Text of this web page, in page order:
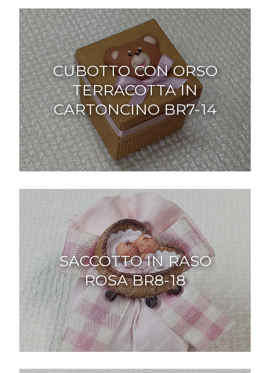
CUBOTTO CON ORSO
TERRACOTTA IN
CARTONCINO BR7-14
SACCOTTO IN RASO
ROSA BR8-18